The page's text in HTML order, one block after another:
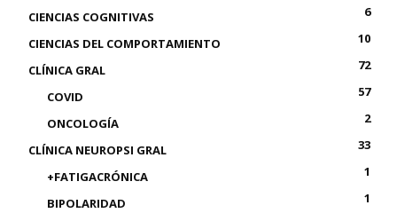
CIENCIAS COGNITIVAS
6
CIENCIAS DEL COMPORTAMIENTO
10
CLÍNICA GRAL
72
COVID
57
ONCOLOGÍA
2
CLÍNICA NEUROPSI GRAL
33
+FATIGACRÓNICA
1
BIPOLARIDAD
1